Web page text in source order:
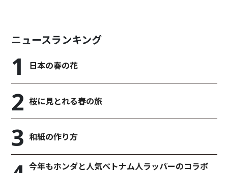
ニュースランキング
日本の春の花
桜に見とれる春の旅
和紙の作り方
今年もホンダと人気ベトナム人ラッパーのコラボ